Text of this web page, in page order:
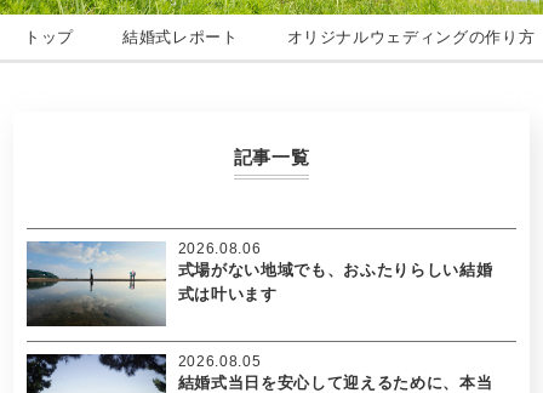
トップ 結婚式レポート オリジナルウェディングの作り方
記事一覧
式場がない地域でも、おふたりらしい結婚
式は叶います
2026.08.06
結婚式当日を安心して迎えるために、本当
2026.08.05